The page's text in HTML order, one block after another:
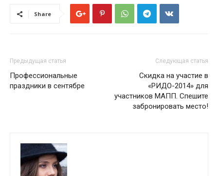
Share
Предыдущая статья
Профессиональные
праздники в сентябре
Следующая статья
Скидка на участие в
«РИДО-2014» для
участников МАПП. Спешите
забронировать место!